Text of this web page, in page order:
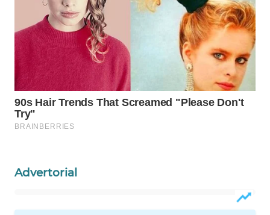
Advertorial
KONSUMEN
FORWAMKI
ALPERKLINAS
FORJASIDA
SITUNGIR